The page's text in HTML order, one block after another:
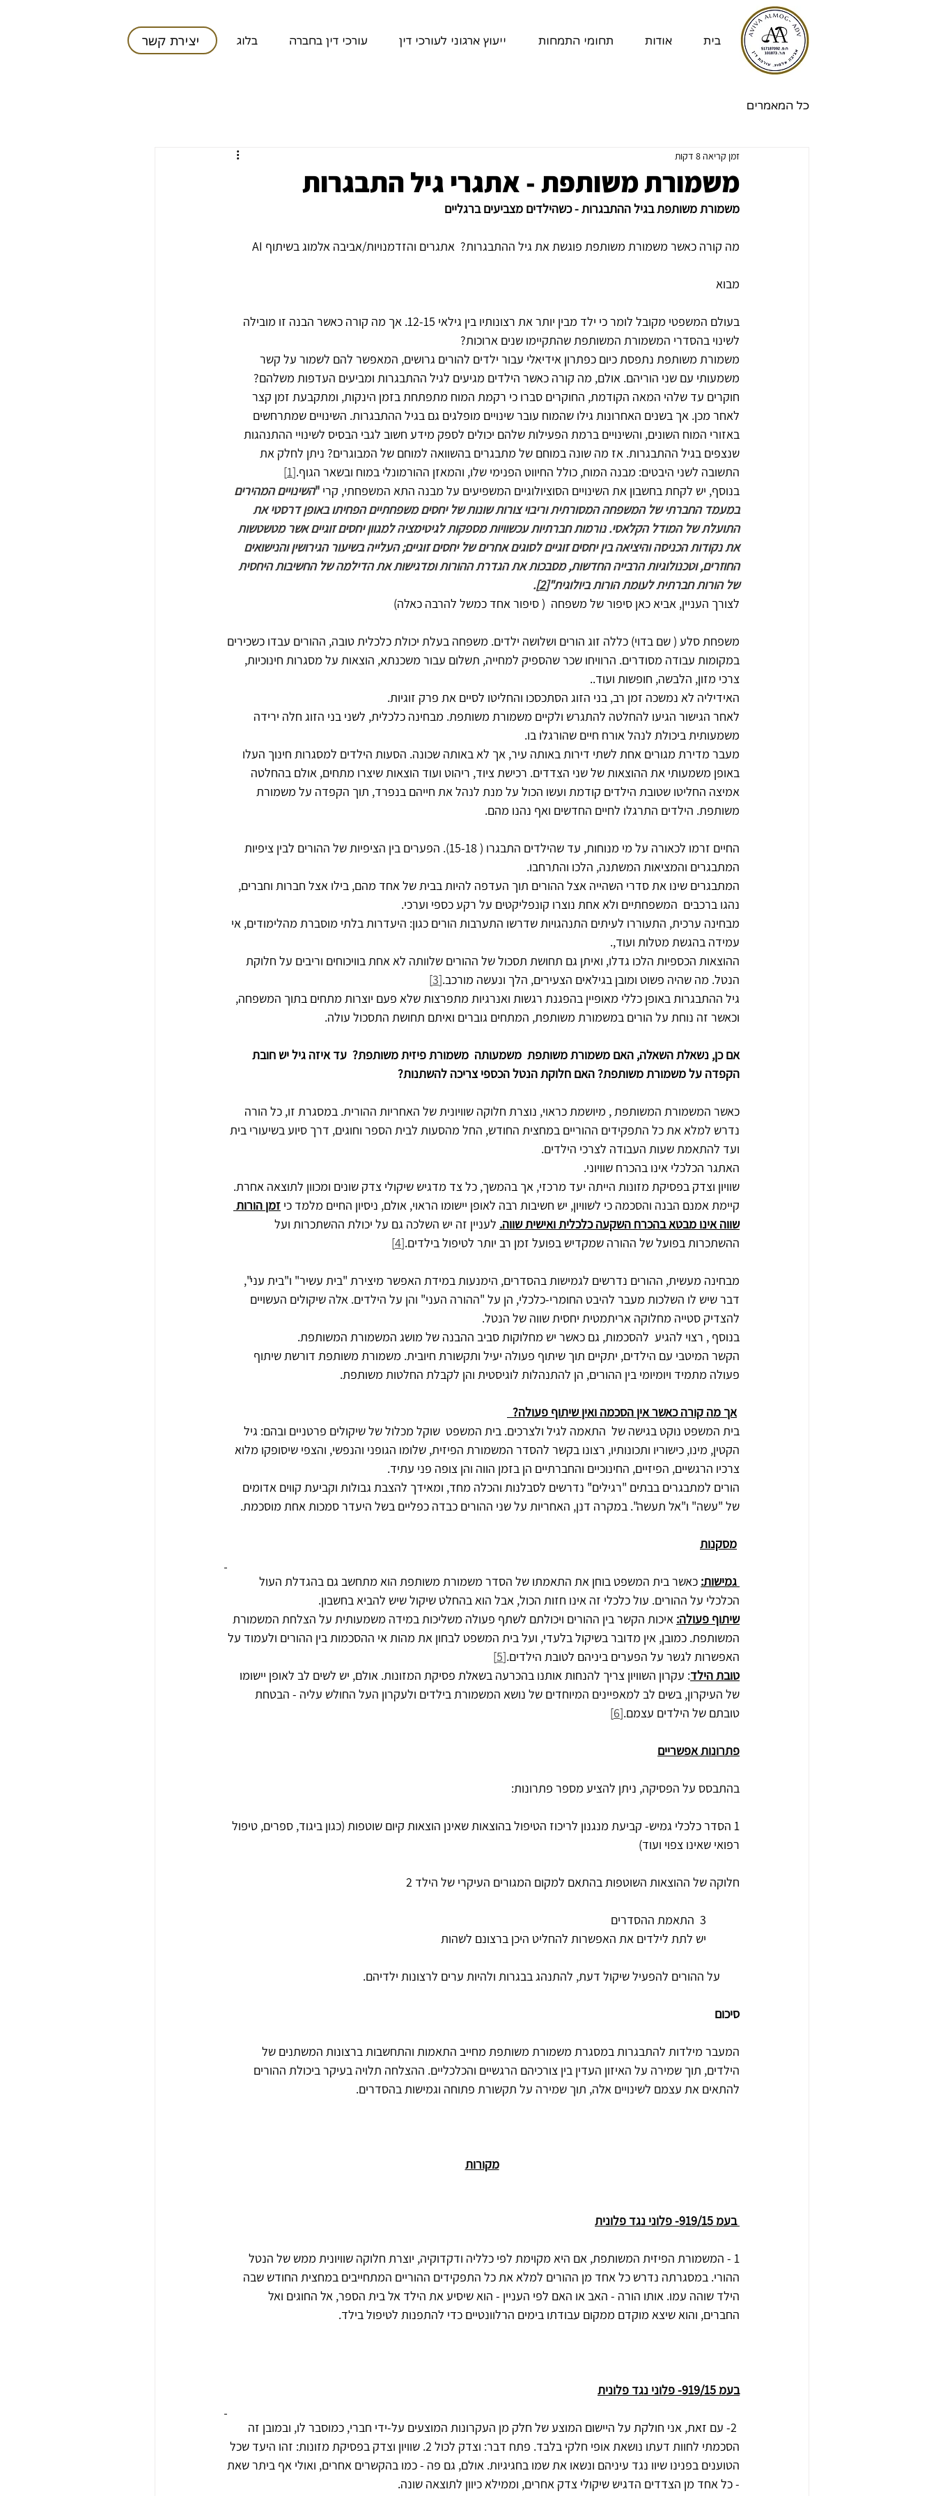
יצירת קשר בית אודות תחומי התמחות ייעוץ ארגוני לעורכי דין עורכי דין בחברה בלוג
כל המאמרים
משמורת משותפת - אתגרי גיל התבגרות
זמן קריאה 8 דקות
משמורת משותפת בגיל ההתבגרות - כשהילדים מצביעים ברגליים
מה קורה כאשר משמורת משותפת פוגשת את גיל ההתבגרות?  אתגרים והזדמנויות/אביבה אלמוג בשיתוף AI
מבוא
בעולם המשפטי מקובל לומר כי ילד מבין יותר את רצונותיו בין גילאי 12-15. אך מה קורה כאשר הבנה זו מובילה
לשינוי בהסדרי המשמורת המשותפת שהתקיימו שנים ארוכות?
משמורת משותפת נתפסת כיום כפתרון אידיאלי עבור ילדים להורים גרושים‏,‏ המאפשר להם לשמור על קשר
משמעותי עם שני הוריהם‏.‏ אולם‏,‏ מה קורה כאשר הילדים מגיעים לגיל ההתבגרות ומביעים העדפות משלהם‏?
חוקרים עד שלהי המאה הקודמת, החוקרים סברו כי רקמת המוח מתפתחת בזמן הינקות, ומתקבעת זמן קצר
לאחר מכן. אך בשנים האחרונות גילו שהמוח עובר שינויים מופלגים גם בגיל ההתבגרות. השינויים שמתרחשים
באזורי המוח השונים, והשינויים ברמת הפעילות שלהם יכולים לספק מידע חשוב לגבי הבסיס לשינויי ההתנהגות
שנצפים בגיל ההתבגרות. אז מה שונה במוחם של מתבגרים בהשוואה למוחם של המבוגרים? ניתן לחלק את
התשובה לשני היבטים: מבנה המוח, כולל החיווט הפנימי שלו, והמאזן ההורמונלי במוח ובשאר הגוף.[1]
בנוסף, יש לקחת בחשבון את השינויים הסוציולוגיים המשפיעים על מבנה התא המשפחתי, קרי "השינויים המהירים
במעמד החברתי של המשפחה המסורתית וריבוי צורות שונות של יחסים משפחתיים הפחיתו באופן דרסטי את
התועלת של המודל הקלאסי. נורמות חברתיות עכשוויות מספקות לגיטימציה למגוון יחסים זוגיים אשר מטשטשות
את נקודות הכניסה והיציאה בין יחסים זוגיים לסוגים אחרים של יחסים זוגיים; העלייה בשיעור הגירושין והנישואים
החוזרים, וטכנולוגיות הרבייה החדשות, מסבכות את הגדרת ההורות ומדגישות את הדילמה של החשיבות היחסית
של הורות חברתית לעומת הורות ביולוגית"[2]
.
לצורך העניין, אביא כאן סיפור של משפחה  ( סיפור אחד כמשל להרבה כאלה)
משפחת סלע ( שם בדוי) כללה זוג הורים ושלושה ילדים. משפחה בעלת יכולת כלכלית טובה, ההורים עבדו כשכירים
במקומות עבודה מסודרים. הרוויחו שכר שהספיק למחייה, תשלום עבור משכנתא, הוצאות על מסגרות חינוכיות,
צרכי מזון, הלבשה, חופשות ועוד..
האידיליה לא נמשכה זמן רב, בני הזוג הסתכסכו והחליטו לסיים את פרק זוגיות.
לאחר הגישור הגיעו להחלטה להתגרש ולקיים משמורת משותפת. מבחינה כלכלית, לשני בני הזוג חלה ירידה
משמעותית ביכולת לנהל אורח חיים שהורגלו בו.
מעבר מדירת מגורים אחת לשתי דירות באותה עיר, אך לא באותה שכונה. הסעות הילדים למסגרות חינוך העלו
באופן משמעותי את ההוצאות של שני הצדדים. רכישת ציוד, ריהוט ועוד הוצאות שיצרו מתחים, אולם בהחלטה
אמיצה החליטו שטובת הילדים קודמת ועשו הכול על מנת לנהל את חייהם בנפרד, תוך הקפדה על משמורת
משותפת. הילדים התרגלו לחיים החדשים ואף נהנו מהם.
החיים זרמו לכאורה על מי מנוחות, עד שהילדים התבגרו ( 15-18). הפערים בין הציפיות של ההורים לבין ציפיות
המתבגרים והמציאות המשתנה, הלכו והתרחבו.
המתבגרים שינו את סדרי השהייה אצל ההורים תוך העדפה להיות בבית של אחד מהם, בילו אצל חברות וחברים,
נהגו ברכבים  המשפחתיים ולא אחת נוצרו קונפליקטים על רקע כספי וערכי.
מבחינה ערכית, התעוררו לעיתים התנהגויות שדרשו התערבות הורים כגון: היעדרות בלתי מוסברת מהלימודים, אי
עמידה בהגשת מטלות ועוד,.
ההוצאות הכספיות הלכו גדלו, ואיתן גם תחושת תסכול של ההורים שלוותה לא אחת בוויכוחים וריבים על חלוקת
הנטל. מה שהיה פשוט ומובן בגילאים הצעירים, הלך ונעשה מורכב.[3]
גיל ההתבגרות באופן כללי מאופיין בהפגנת רגשות ואנרגיות מתפרצות שלא פעם יוצרות מתחים בתוך המשפחה,
וכאשר זה נוחת על הורים במשמורת משותפת, המתחים גוברים ואיתם תחושת התסכול עולה.
אם כן, נשאלת השאלה, האם משמורת משותפת  משמעותה  משמורת פיזית משותפת?  עד איזה גיל יש חובת
הקפדה על משמורת משותפת? האם חלוקת הנטל הכספי צריכה להשתנות?
כאשר המשמורת המשותפת , מיושמת כראוי‏,‏ נוצרת חלוקה שוויונית של האחריות ההורית‏.‏ במסגרת זו‏,‏ כל הורה
נדרש למלא את כל התפקידים ההוריים במחצית החודש, החל מהסעות לבית הספר וחוגים‏,‏ דרך סיוע בשיעורי בית
ועד להתאמת שעות העבודה לצרכי הילדים.
האתגר הכלכלי אינו בהכרח שוויוני.
שוויון וצדק בפסיקת מזונות הייתה יעד מרכזי‏,‏ אך בהמשך, כל צד מדגיש שיקולי צדק שונים ומכוון לתוצאה אחרת‏.
קיימת אמנם הבנה והסכמה כי לשוויון‏,‏ יש חשיבות רבה לאופן יישומו הראוי, אולם, ניסיון החיים מלמד כי זמן הורות
שווה אינו מבטא בהכרח השקעה כלכלית ואישית שווה‏.‏ לעניין זה יש השלכה גם על יכולת ההשתכרות ועל
ההשתכרות בפועל של ההורה שמקדיש בפועל זמן רב יותר לטיפול בילדים‏‏‏.[4]
מבחינה מעשית, ההורים נדרשים לגמישות בהסדרים, הימנעות במידת האפשר מיצירת "בית עשיר" ו"בית עני"‏,‏
דבר שיש לו השלכות מעבר להיבט החומרי-כלכלי‏,‏ הן על "ההורה העני" והן על הילדים‏.‏ אלה שיקולים העשויים
להצדיק סטייה מחלוקה אריתמטית יחסית שווה של הנטל.‏
בנוסף , רצוי להגיע  להסכמות, גם כאשר יש מחלוקות סביב ההבנה של מושג המשמורת המשותפת.
הקשר המיטבי עם הילדים‏,‏ יתקיים תוך שיתוף פעולה יעיל ותקשורת חיובית‏.‏ משמורת משותפת דורשת שיתוף
פעולה מתמיד ויומיומי בין ההורים‏,‏ הן להתנהלות לוגיסטית והן לקבלת החלטות משותפת.
אך מה קורה כאשר אין הסכמה ואין שיתוף פעולה?
בית המשפט נוקט בגישה של  התאמה לגיל ולצרכים. בית המשפט  שוקל מכלול של שיקולים פרטניים ובהם‏:‏ גיל
הקטין‏,‏ מינו‏,‏ כישוריו ותכונותיו‏,‏ רצונו בקשר להסדר המשמורת הפיזית‏,‏ שלומו הגופני והנפשי‏,‏ והצפי שיסופקו מלוא
צרכיו הרגשיים‏,‏ הפיזיים‏,‏ החינוכיים והחברתיים‏‏ הן בזמן הווה והן צופה פני עתיד.
הורים למתבגרים בבתים "רגילים" נדרשים לסבלנות והכלה מחד, ומאידך להצבת גבולות וקביעת קווים אדומים
של "עשה" ו"אל תעשה". במקרה דנן, האחריות על שני ההורים כבדה כפליים בשל היעדר סמכות אחת מוסכמת.
מסקנות
‏ גמישות‏:‏ כאשר בית המשפט בוחן את התאמתו של הסדר משמורת משותפת הוא מתחשב גם בהגדלת העול
הכלכלי על ההורים‏.‏ עול כלכלי זה אינו חזות הכול‏,‏ אבל הוא בהחלט שיקול שיש להביא בחשבון‏.‏
שיתוף פעולה‏:‏ איכות הקשר בין ההורים ויכולתם לשתף פעולה משליכות במידה משמעותית על הצלחת המשמורת
המשותפת‏.‏ כמובן‏,‏ אין מדובר בשיקול בלעדי, ועל בית המשפט לבחון את מהות אי ההסכמות בין ההורים ולעמוד על
האפשרות לגשר על הפערים ביניהם לטובת הילדים‏.[5]
טובת הילד‏:‏ עקרון השוויון צריך להנחות אותנו בהכרעה בשאלת פסיקת המזונות‏.‏ אולם‏,‏ יש לשים לב לאופן יישומו
של העיקרון‏,‏ בשים לב למאפיינים המיוחדים של נושא המשמורת בילדים ולעקרון העל החולש עליה - הבטחת
טובתם של הילדים עצמם‏‏‏.[6]
פתרונות אפשריים
בהתבסס על הפסיקה, ניתן להציע מספר פתרונות:
1 הסדר כלכלי גמיש- קביעת מנגנון לריכוז הטיפול בהוצאות שאינן הוצאות קיום שוטפות (כגון ביגוד, ספרים, טיפול
רפואי שאינו צפוי ועוד)
חלוקה של ההוצאות השוטפות בהתאם למקום המגורים העיקרי של הילד 2
יש לתת לילדים את האפשרות להחליט היכן ברצונם לשהות
על ההורים להפעיל שיקול דעת, להתנהג בבגרות ולהיות ערים לרצונות ילדיהם.
סיכום
המעבר מילדות להתבגרות במסגרת משמורת משותפת מחייב התאמות והתחשבות ברצונות המשתנים של
הילדים‏,‏ תוך שמירה על האיזון העדין בין צורכיהם הרגשיים והכלכליים‏.‏ ההצלחה תלויה בעיקר ביכולת ההורים
להתאים את עצמם לשינויים אלה‏,‏ תוך שמירה על תקשורת פתוחה וגמישות בהסדרים‏.
מקורות
בעמ 919/15- פלוני נגד פלונית
1 - המשמורת הפיזית המשותפת‏,‏ אם היא מקוימת לפי כלליה ודקדוקיה‏,‏ יוצרת חלוקה שוויונית ממש של הנטל
ההורי‏.‏ במסגרתה נדרש כל אחד מן ההורים למלא את כל התפקידים ההוריים המתחייבים במחצית החודש שבה
הילד שוהה עמו‏.‏ אותו הורה - האב או האם לפי העניין - הוא שיסיע את הילד אל בית הספר‏,‏ אל החוגים ואל
החברים‏,‏ והוא שיצא מוקדם ממקום עבודתו בימים הרלוונטיים כדי להתפנות לטיפול בילד‏.‏
בעמ 919/15- פלוני נגד פלונית
‏ 2- עם זאת‏,‏ אני חולקת על היישום המוצע של חלק מן העקרונות המוצעים על-ידי חברי‏,‏ כמוסבר לו‏,‏ ובמובן זה
הסכמתי לחוות דעתו נושאת אופי חלקי בלבד‏.‏ פתח דבר‏:‏ וצדק לכול 2‏.‏ שוויון וצדק בפסיקת מזונות‏:‏ זהו היעד שכל
הטוענים בפנינו שיוו נגד עיניהם ונשאו את שמו בחגיגיות‏.‏ אולם‏,‏ גם פה - כמו בהקשרים אחרים‏,‏ ואולי אף ביתר שאת
- כל אחד מן הצדדים הדגיש שיקולי צדק אחרים‏,‏ וממילא כיוון לתוצאה שונה‏.‏